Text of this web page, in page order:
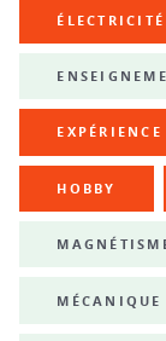
ÉLECTRICITÉ
HOBBY
MÉCANIQUE